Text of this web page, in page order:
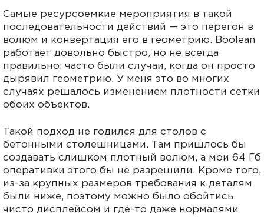
Самые ресурсоемкие мероприятия в такой
последовательности действий — это перегон в
волюм и конвертация его в геометрию. Boolean
работает довольно быстро, но не всегда
правильно: часто были случаи, когда он просто
дырявил геометрию. У меня это во многих
случаях решалось изменением плотности сетки
обоих объектов.
Такой подход не годился для столов с
бетонными столешницами. Там пришлось бы
создавать слишком плотный волюм, а мои 64 Гб
оперативки этого бы не разрешили. Кроме того,
из-за крупных размеров требования к деталям
были ниже, поэтому можно было обойтись
чисто дисплейсом и где-то даже нормалями